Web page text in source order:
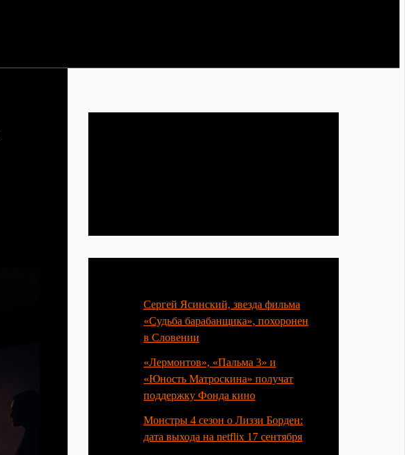
Сергей Ясинский, звезда фильма
«Судьба барабанщика», похоронен
в Словении
«Лермонтов», «Пальма 3» и
«Юность Матроскина» получат
поддержку Фонда кино
Монстры 4 сезон о Лиззи Борден:
дата выхода на netflix 17 сентября